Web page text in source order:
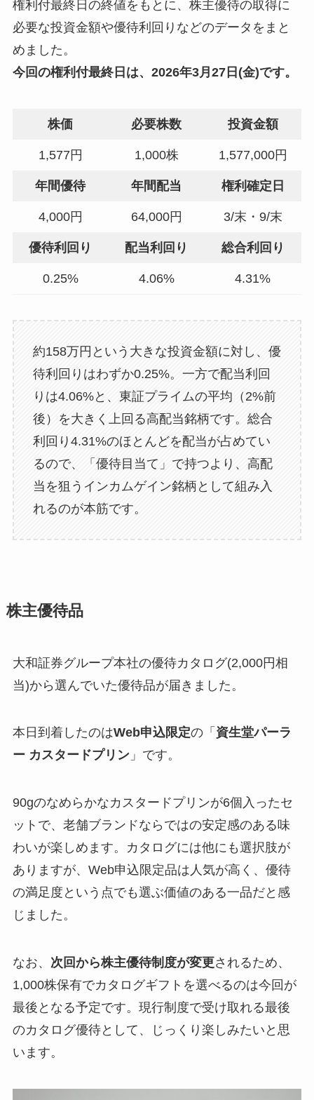
権利付最終日の終値をもとに、株主優待の取得に
必要な投資金額や優待利回りなどのデータをまと
めました。
今回の権利付最終日 は、2026年3月27日(金)です。
株価 必要株数 投資金額
1,577円 1,000株 1,577,000円
年間優待 年間配当 権利確定日
4,000円 64,000円 3/末・9/末
優待利回り 配当利回り 総合利回り
0.25% 4.06% 4.31%
約158万円という大きな投資金額に対し、優
待利回りはわずか0.25%。一方で配当利回
りは4.06%と、東証プライムの平均（2%前
後）を大きく上回る高配当銘柄です。総合
利回り4.31%のほとんどを配当が占めてい
るので、「優待目当て」で持つより、高配
当を狙うインカムゲイン銘柄として組み入
れるのが本筋です。
株主優待品
大和証券グループ本社の優待カタログ(2,000円相
当)から選んでいた優待品が届きました。
本日到着したのはWeb申込限定の「 資生堂パーラ
ー カスタードプリン」です。
90gのなめらかなカスタードプリンが6個入ったセ
ットで、老舗ブランドならではの安定感のある味
わいが楽しめます。カタログには他にも選択肢が
ありますが、Web申込限定品は人気が高く、優待
の満足度という点でも選ぶ価値のある一品だと感
じました。
なお、 次回から株主優待制度が変更されるため、
1,000株保有でカタログギフトを選べるのは今回が
最後となる予定です。現行制度で受け取れる最後
のカタログ優待として、じっくり楽しみたいと思
います。